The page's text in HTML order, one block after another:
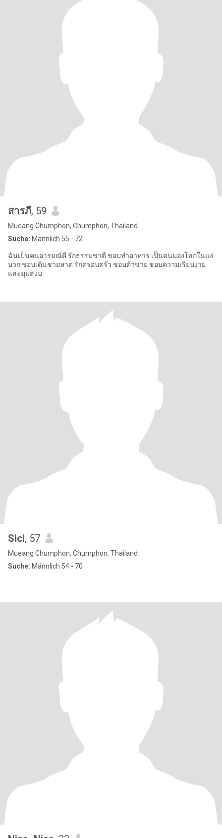
สารภี, 59
Mueang Chumphon, Chumphon, Thailand
Suche: Männlich 55 - 72
ฉันเป็นคนอารมณ์ดี รักธรรมชาตื ชอบทำอาหาร เป็นตนมองโลกในแง่
บวก ชอบเดินชายหาด รักครอบครัว ชอบค้าขาย ชอบความเรียบง่าย
และมุมสงบ
Sici, 57
Mueang Chumphon, Chumphon, Thailand
Suche: Männlich 54 - 70